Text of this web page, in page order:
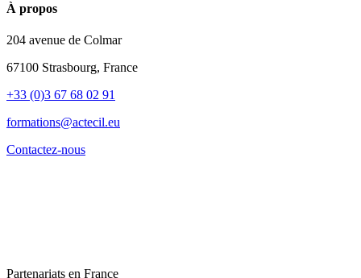
À propos
204 avenue de Colmar
67100 Strasbourg, France
+33 (0)3 67 68 02 91
formations@actecil.eu
Contactez-nous
Partenariats en France